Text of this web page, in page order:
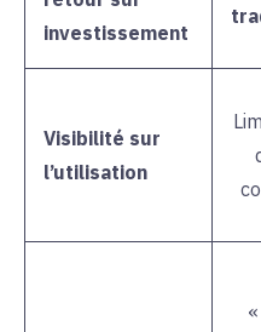
investissement
Visibilité sur
l’utilisation